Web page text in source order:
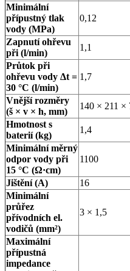
Minimální
přípustný tlak
vody (MPa)
0,12
Zapnutí ohřevu
při (l/min)
1,1
Průtok při
ohřevu vody Δt =
30 °C (l/min)
1,7
Vnější rozměry
(š × v × h, mm)
140 × 211 ×
Hmotnost s
baterií (kg)
1,4
Minimální měrný
odpor vody při
15 °C (Ω·cm)
1100
Jištění (A) 16
Minimální
průřez
přívodních el.
vodičů (mm²)
3 × 1,5
Maximální
přípustná
impedance